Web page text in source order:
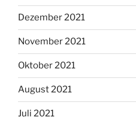
Dezember 2021
November 2021
Oktober 2021
August 2021
Juli 2021